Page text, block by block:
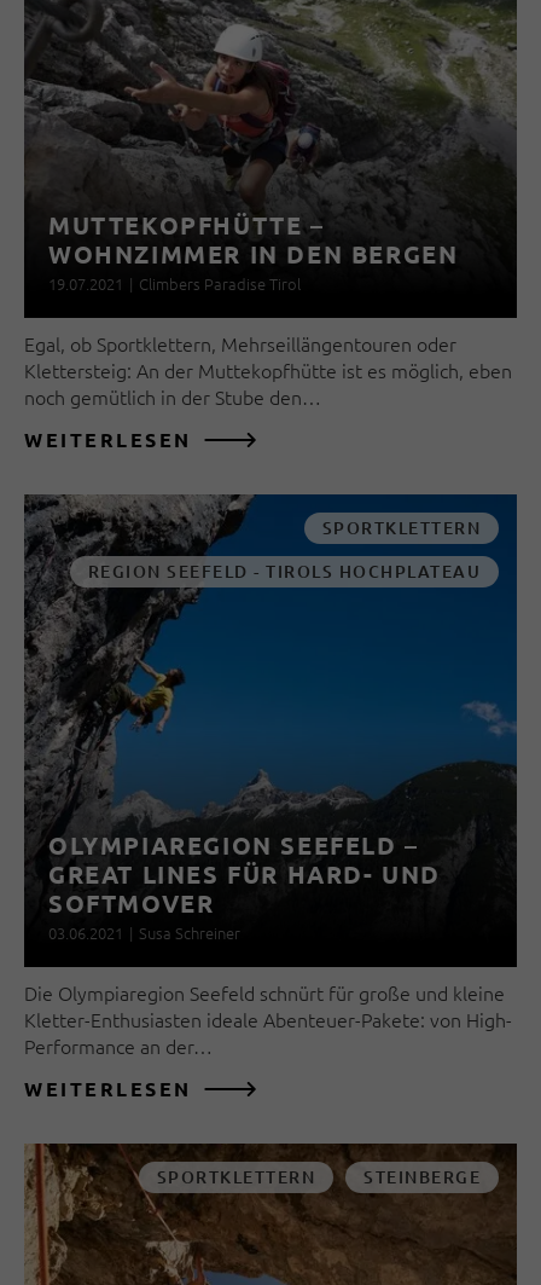
MUTTEKOPFHÜTTE –
WOHNZIMMER IN DEN BERGEN
19.07.2021 | Climbers Paradise Tirol
Egal, ob Sportklettern, Mehrseillängentouren oder
Klettersteig: An der Muttekopfhütte ist es möglich, eben
noch gemütlich in der Stube den…
WEITERLESEN
SPORTKLETTERN
REGION SEEFELD - TIROLS HOCHPLATEAU
OLYMPIAREGION SEEFELD –
GREAT LINES FÜR HARD- UND
SOFTMOVER
03.06.2021 | Susa Schreiner
Die Olympiaregion Seefeld schnürt für große und kleine
Kletter-Enthusiasten ideale Abenteuer-Pakete: von High-
Performance an der…
WEITERLESEN
SPORTKLETTERN STEINBERGE